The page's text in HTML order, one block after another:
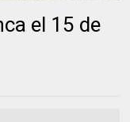
el 15 de